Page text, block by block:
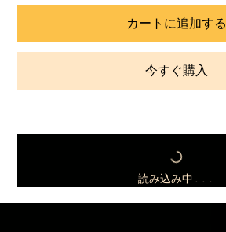
カートに追加する
今すぐ購入
読み込み中...